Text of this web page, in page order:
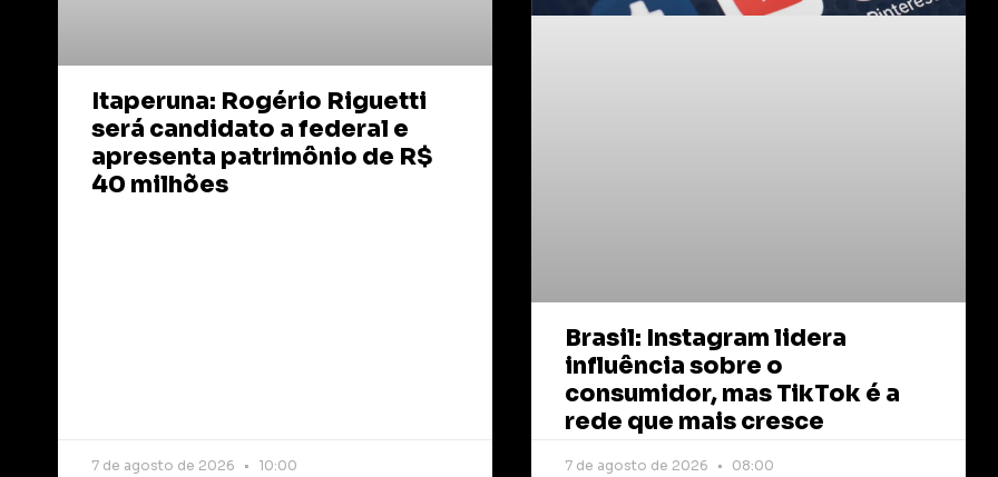
Itaperuna: Rogério Riguetti
será candidato a federal e
apresenta patrimônio de R$
40 milhões
7 de agosto de 2026 10:00
Brasil: Instagram lidera
influência sobre o
consumidor, mas TikTok é a
rede que mais cresce
7 de agosto de 2026 08:00